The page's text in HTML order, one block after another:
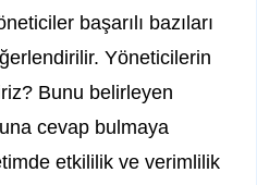
başarılı bazıları
Yöneticilerin
Bunu belirleyen
cevap bulmaya
etkililik ve verimlilik